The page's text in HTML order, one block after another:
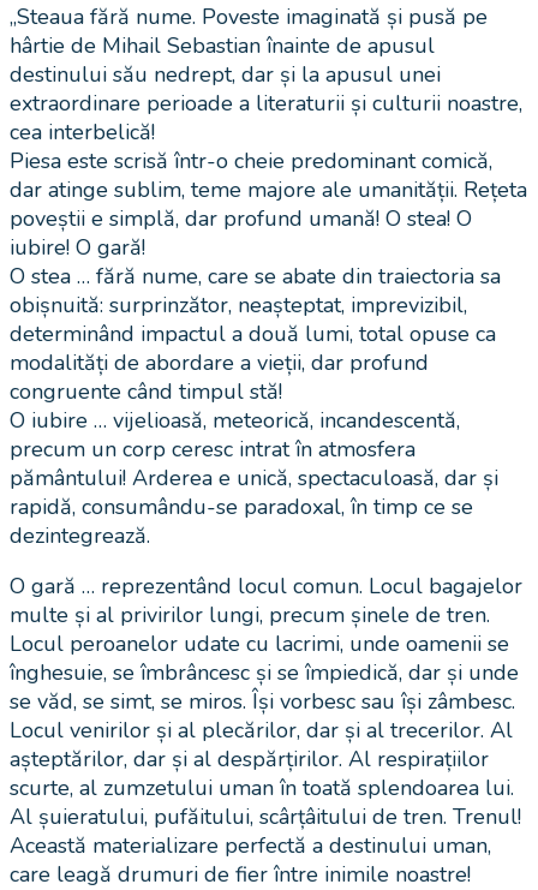
„Steaua fără nume. Poveste imaginată și pusă pe
hârtie de Mihail Sebastian înainte de apusul
destinului său nedrept, dar și la apusul unei
extraordinare perioade a literaturii și culturii noastre,
cea interbelică!
Piesa este scrisă într-o cheie predominant comică,
dar atinge sublim, teme majore ale umanității. Rețeta
poveștii e simplă, dar profund umană! O stea! O
iubire! O gară!
O stea … fără nume, care se abate din traiectoria sa
obișnuită: surprinzător, neașteptat, imprevizibil,
determinând impactul a două lumi, total opuse ca
modalități de abordare a vieții, dar profund
congruente când timpul stă!
O iubire … vijelioasă, meteorică, incandescentă,
precum un corp ceresc intrat în atmosfera
pământului! Arderea e unică, spectaculoasă, dar și
rapidă, consumându-se paradoxal, în timp ce se
dezintegrează.
O gară … reprezentând locul comun. Locul bagajelor
multe și al privirilor lungi, precum șinele de tren.
Locul peroanelor udate cu lacrimi, unde oamenii se
înghesuie, se îmbrâncesc și se împiedică, dar și unde
se văd, se simt, se miros. Își vorbesc sau își zâmbesc.
Locul venirilor și al plecărilor, dar și al trecerilor. Al
așteptărilor, dar și al despărțirilor. Al respirațiilor
scurte, al zumzetului uman în toată splendoarea lui.
Al șuieratului, pufăitului, scârțâitului de tren. Trenul!
Această materializare perfectă a destinului uman,
care leagă drumuri de fier între inimile noastre!